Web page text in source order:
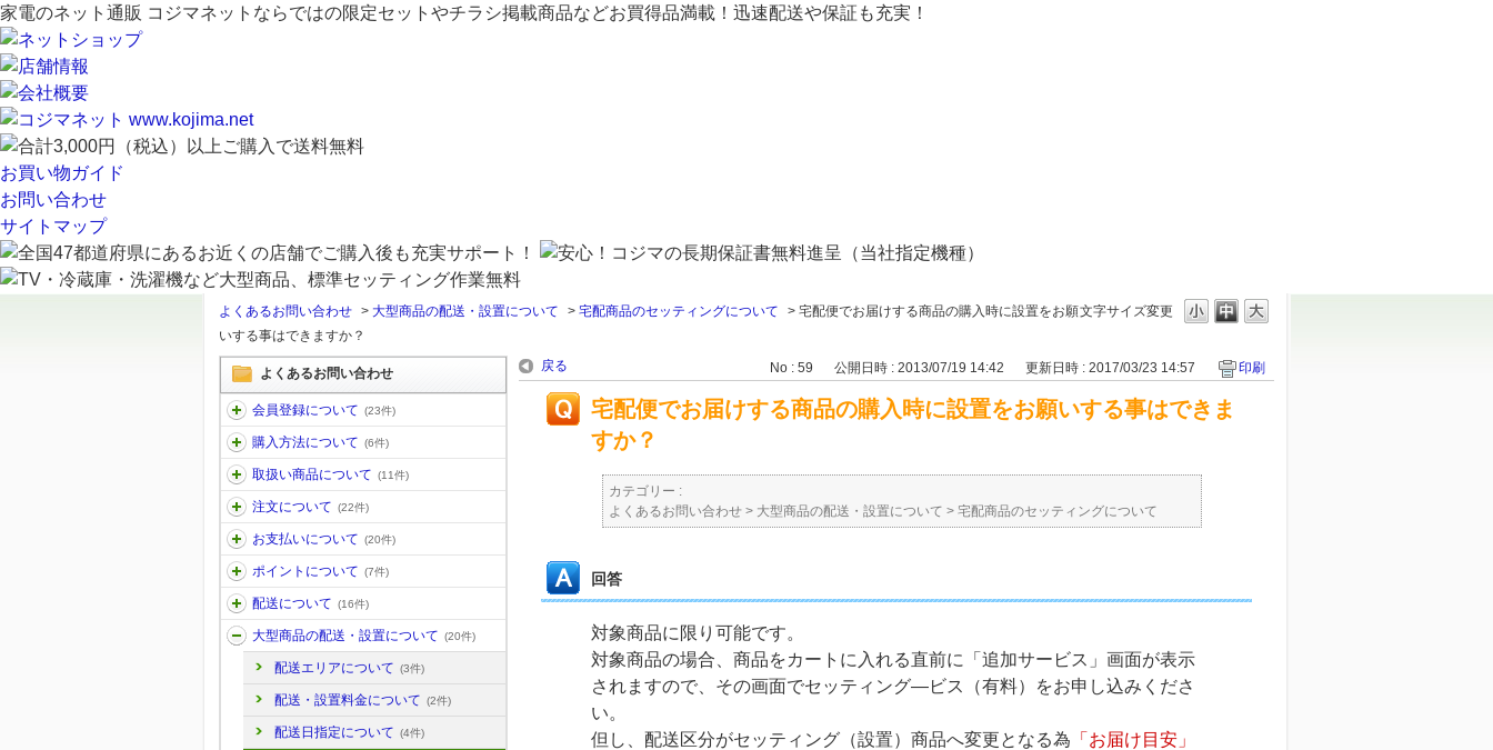
家電のネット通販 コジマネットならではの限定セットやチラシ掲載商品などお買得品満載！迅速配送や保証も充実！
お買い物ガイド
お問い合わせ
サイトマップ
文字サイズ変更
よくあるお問い合わせ > 大型商品の配送・設置について > 宅配商品のセッティングについて > 宅配便でお届けする商品の購入時に設置をお願
いする事はできますか？
よくあるお問い合わせ
会員登録について (23件)
購入方法について (6件)
取扱い商品について (11件)
注文について (22件)
お支払いについて (20件)
ポイントについて (7件)
配送について (16件)
大型商品の配送・設置について (20件)
配送エリアについて (3件)
配送・設置料金について (2件)
配送日指定について (4件)
戻る No : 59 公開日時 : 2013/07/19 14:42 更新日時 : 2017/03/23 14:57 印刷
宅配便でお届けする商品の購入時に設置をお願いする事はできま
すか？
カテゴリー :
よくあるお問い合わせ > 大型商品の配送・設置について > 宅配商品のセッティングについて
回答
対象商品に限り可能です。
対象商品の場合、商品をカートに入れる直前に「追加サービス」画面が表示
されますので、その画面でセッティング―ビス（有料）をお申し込みくださ
い。
但し、配送区分がセッティング（設置）商品へ変更となる為 「お届け目安」